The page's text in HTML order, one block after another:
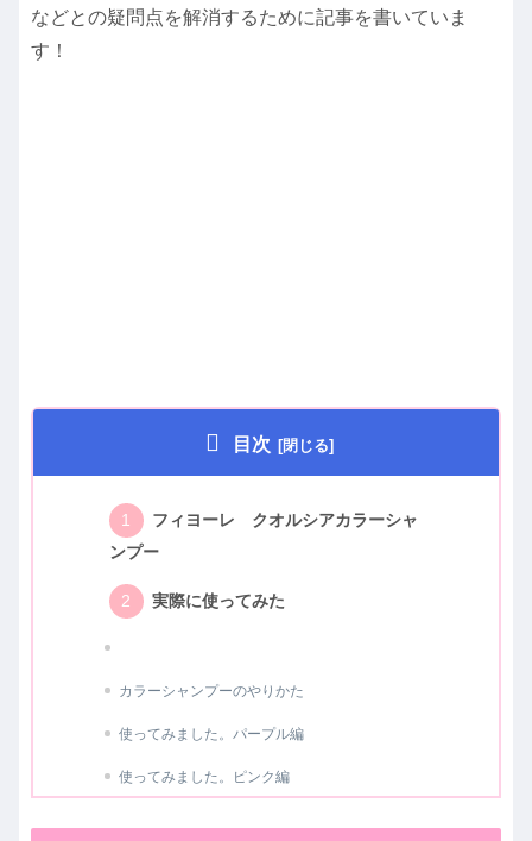
などとの疑問点を解消するために記事を書いていま
す！
目次
フィヨーレ クオルシアカラーシャ
ンプー
実際に使ってみた
カラーシャンプーのやりかた
使ってみました。パープル編
使ってみました。ピンク編